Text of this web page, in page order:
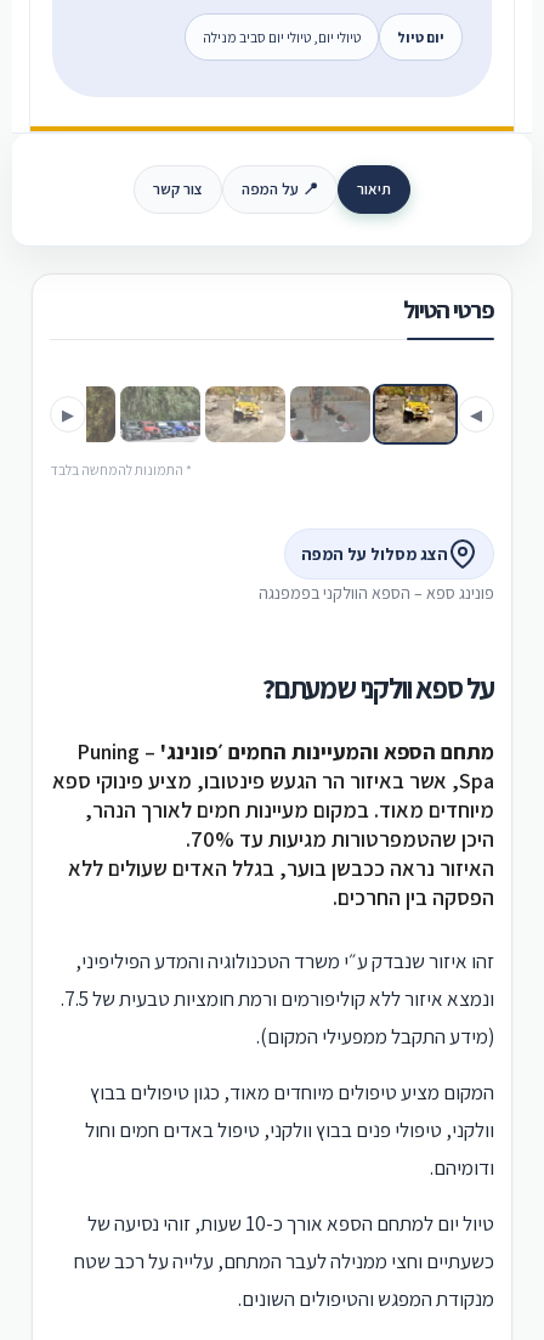
יום טיול טיולי יום, טיולי יום סביב מנילה
תיאור 📍 על המפה צור קשר
פרטי הטיול
◀
▶
* התמונות להמחשה בלבד
הצג מסלול על המפה
פונינג ספא – הספא הוולקני בפמפנגה
על ספא וולקני שמעתם?
מתחם הספא והמעיינות החמים ׳פונינג'
– Puning
Spa, אשר באיזור הר הגעש פינטובו, מציע פינוקי ספא
מיוחדים מאוד. במקום מעיינות חמים לאורך הנהר,
היכן שהטמפרטורות מגיעות עד 70%.
האיזור נראה ככבשן בוער, בגלל האדים שעולים ללא
הפסקה בין החרכים.
זהו איזור שנבדק ע״י משרד הטכנולוגיה והמדע הפיליפיני,
ונמצא איזור ללא קוליפורמים ורמת חומציות טבעית של 7.5.
(מידע התקבל ממפעילי המקום).
המקום מציע טיפולים מיוחדים מאוד, כגון טיפולים בבוץ
וולקני, טיפולי פנים בבוץ וולקני, טיפול באדים חמים וחול
ודומיהם.
טיול יום למתחם הספא אורך כ-10 שעות, זוהי נסיעה של
כשעתיים וחצי ממנילה לעבר המתחם, עלייה על רכב שטח
מנקודת המפגש והטיפולים השונים.